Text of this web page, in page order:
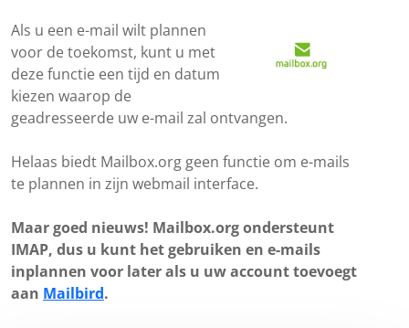
Als u een e-mail wilt plannen
voor de toekomst, kunt u met
deze functie een tijd en datum
kiezen waarop de
geadresseerde uw e-mail zal ontvangen.
Helaas biedt Mailbox.org geen functie om e-mails
te plannen in zijn webmail interface.
Maar goed nieuws! Mailbox.org ondersteunt
IMAP, dus u kunt het gebruiken en e-mails
inplannen voor later als u uw account toevoegt
aan Mailbird.